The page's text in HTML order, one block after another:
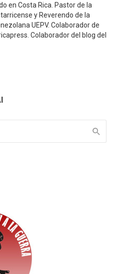
en Costa Rica. Pastor de la
y Reverendo de la
UEPV. Colaborador de
Colaborador del blog del